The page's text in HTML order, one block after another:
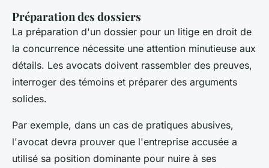
Préparation des dossiers
La préparation d'un dossier pour un litige en droit de
la concurrence nécessite une attention minutieuse aux
détails. Les avocats doivent rassembler des preuves,
interroger des témoins et préparer des arguments
solides.
Par exemple, dans un cas de pratiques abusives,
l'avocat devra prouver que l'entreprise accusée a
utilisé sa position dominante pour nuire à ses